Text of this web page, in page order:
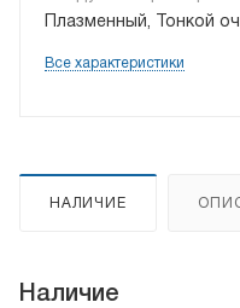
Плазменный, Тонкой
Все характеристики
НАЛИЧИЕ
Наличие